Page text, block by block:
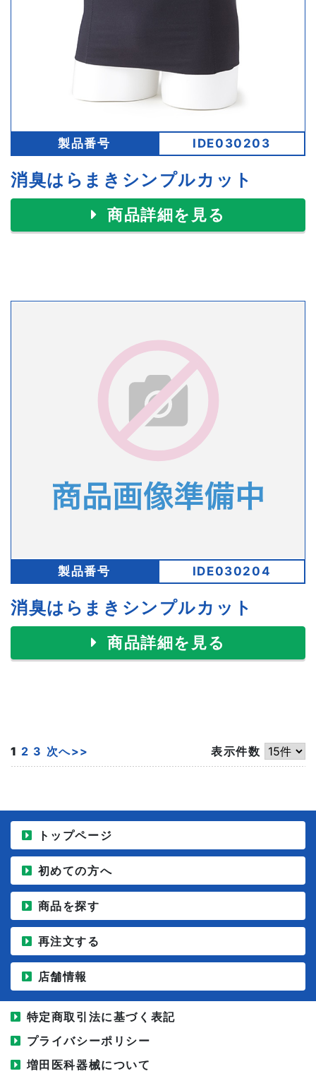
製品番号 IDE030203
消臭はらまきシンプルカット
商品詳細を見る
製品番号 IDE030204
消臭はらまきシンプルカット
商品詳細を見る
表示件数
1 2 3 次へ>>
トップページ
初めての方へ
商品を探す
再注文する
店舗情報
特定商取引法に基づく表記
プライバシーポリシー
増田医科器械について